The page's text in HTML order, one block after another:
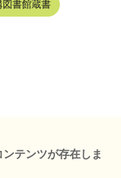
図書館蔵書
テンツが存在しま